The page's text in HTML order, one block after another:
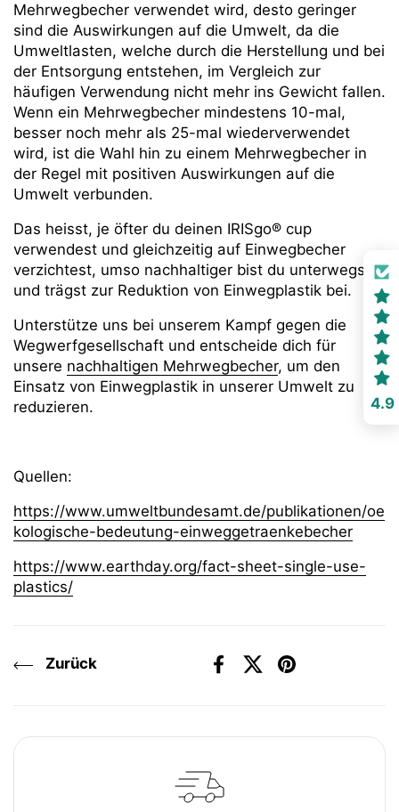
Mehrwegbecher verwendet wird, desto geringer
sind die Auswirkungen auf die Umwelt, da die
Umweltlasten, welche durch die Herstellung und bei
der Entsorgung entstehen, im Vergleich zur
häufigen Verwendung nicht mehr ins Gewicht fallen.
Wenn ein Mehrwegbecher mindestens 10-mal,
besser noch mehr als 25-mal wiederverwendet
wird, ist die Wahl hin zu einem Mehrwegbecher in
der Regel mit positiven Auswirkungen auf die
Umwelt verbunden.
Das heisst, je öfter du deinen IRISgo® cup
verwendest und gleichzeitig auf Einwegbecher
verzichtest, umso nachhaltiger bist du unterwegs
und trägst zur Reduktion von Einwegplastik bei.
Unterstütze uns bei unserem Kampf gegen die
Wegwerfgesellschaft und entscheide dich für
unsere nachhaltigen Mehrwegbecher, um den
Einsatz von Einwegplastik in unserer Umwelt zu
reduzieren.
Quellen:
https://www.umweltbundesamt.de/publikationen/oe
kologische-bedeutung-einweggetraenkebecher
https://www.earthday.org/fact-sheet-single-use-
plastics/
Zurück Facebook
X (Twitter)
Pinterest
4.9